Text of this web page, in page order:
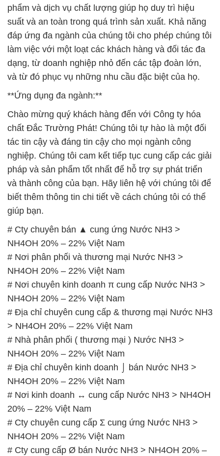
phẩm và dịch vụ chất lượng giúp họ duy trì hiệu
suất và an toàn trong quá trình sản xuất. Khả năng
đáp ứng đa ngành của chúng tôi cho phép chúng tôi
làm việc với một loạt các khách hàng và đối tác đa
dạng, từ doanh nghiệp nhỏ đến các tập đoàn lớn,
và từ đó phục vụ những nhu cầu đặc biệt của họ.
**Ứng dụng đa ngành:**
Chào mừng quý khách hàng đến với Công ty hóa
chất Đắc Trường Phát! Chúng tôi tự hào là một đối
tác tin cậy và đáng tin cậy cho mọi ngành công
nghiệp. Chúng tôi cam kết tiếp tục cung cấp các giải
pháp và sản phẩm tốt nhất để hỗ trợ sự phát triển
và thành công của bạn. Hãy liên hệ với chúng tôi để
biết thêm thông tin chi tiết về cách chúng tôi có thể
giúp bạn.
# Cty chuyên bán ▲ cung ứng Nước NH3 >
NH4OH 20% – 22% Việt Nam
# Nơi phân phối và thương mại Nước NH3 >
NH4OH 20% – 22% Việt Nam
# Nơi chuyên kinh doanh π cung cấp Nước NH3 >
NH4OH 20% – 22% Việt Nam
# Địa chỉ chuyên cung cấp & thương mại Nước NH3
> NH4OH 20% – 22% Việt Nam
# Nhà phân phối ( thương mại ) Nước NH3 >
NH4OH 20% – 22% Việt Nam
# Địa chỉ chuyên kinh doanh ⌡ bán Nước NH3 >
NH4OH 20% – 22% Việt Nam
# Nơi kinh doanh ↔ cung cấp Nước NH3 > NH4OH
20% – 22% Việt Nam
# Cty chuyên cung cấp Σ cung ứng Nước NH3 >
NH4OH 20% – 22% Việt Nam
# Cty cung cấp Ø bán Nước NH3 > NH4OH 20% –